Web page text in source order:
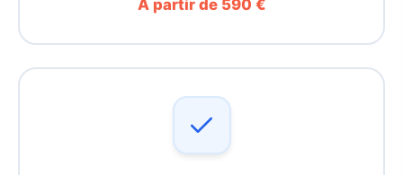
À partir de 590 €